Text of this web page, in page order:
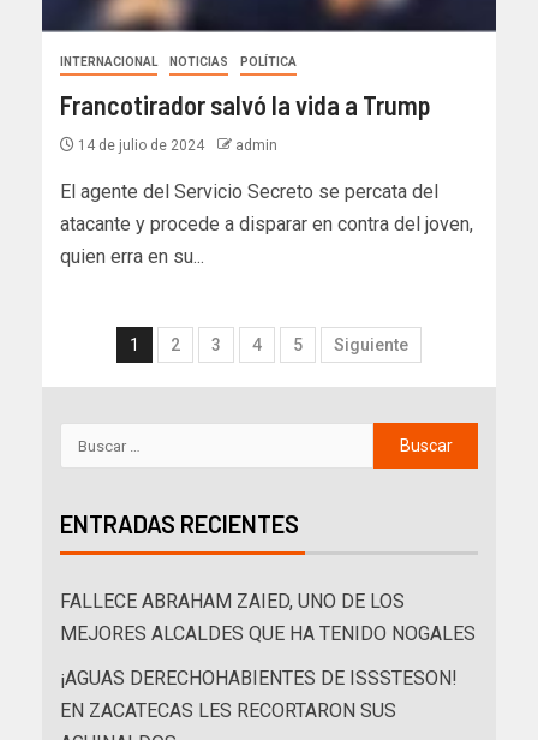
INTERNACIONAL NOTICIAS POLÍTICA
Francotirador salvó la vida a Trump
14 de julio de 2024 admin
El agente del Servicio Secreto se percata del
atacante y procede a disparar en contra del joven,
quien erra en su...
1 2 3 4 5 Siguiente
ENTRADAS RECIENTES
FALLECE ABRAHAM ZAIED, UNO DE LOS
MEJORES ALCALDES QUE HA TENIDO NOGALES
¡AGUAS DERECHOHABIENTES DE ISSSTESON!
EN ZACATECAS LES RECORTARON SUS